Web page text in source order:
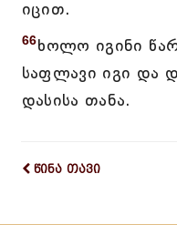
იცით.
66ხოლო იგინი
საფლავი იგი და
დასისა თანა.
წინა თავი